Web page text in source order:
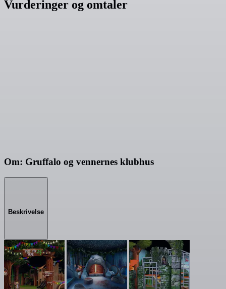
Vurderinger og omtaler
Om: Gruffalo og vennernes klubhus
Beskrivelse